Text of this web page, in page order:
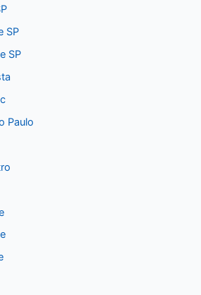
SP
SP
Paulo